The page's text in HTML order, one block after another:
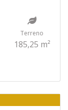
Terreno
185,25 m²
Venda